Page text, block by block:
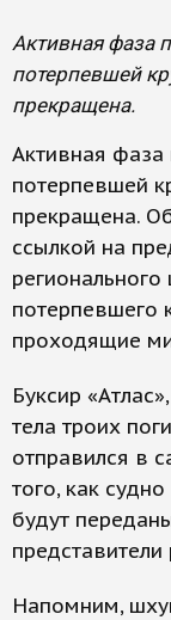
Активная фаза
потерпевшей
прекращена.
Активная фаза
потерпевшей
прекращена.
ссылкой на
потерпевшего
проходящие
Буксир
тела троих
отправился в
того, как
будут
Напомним,